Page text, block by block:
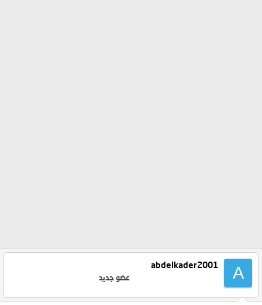
A
abdelkader2001
عضو جديد